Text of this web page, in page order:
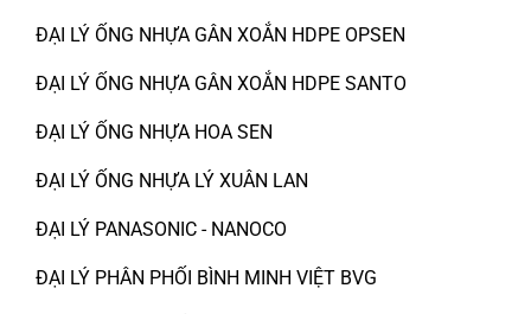
ĐẠI LÝ ỐNG NHỰA GÂN XOẮN HDPE OPSEN
ĐẠI LÝ ỐNG NHỰA GÂN XOẮN HDPE SANTO
ĐẠI LÝ ỐNG NHỰA HOA SEN
ĐẠI LÝ ỐNG NHỰA LÝ XUÂN LAN
ĐẠI LÝ PANASONIC - NANOCO
ĐẠI LÝ PHÂN PHỐI BÌNH MINH VIỆT BVG